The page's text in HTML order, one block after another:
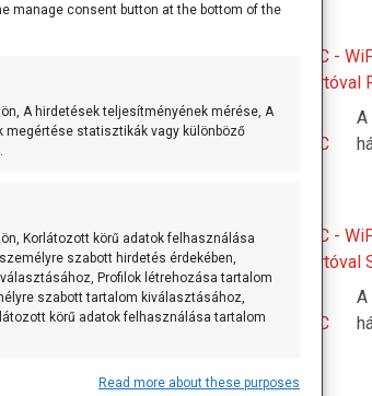
manage consent button at the bottom of the
A hirdetések teljesítményének mérése, A
statisztikák vagy különböző
Korlátozott körű adatok felhasználása
szabott hirdetés érdekében,
Profilok létrehozása tartalom
szabott tartalom kiválasztásához,
körű adatok felhasználása tartalom
Always active
Read more about these purposes
HELTEC -
akkutartóval
A
HELTEC -
akkutartóval
A